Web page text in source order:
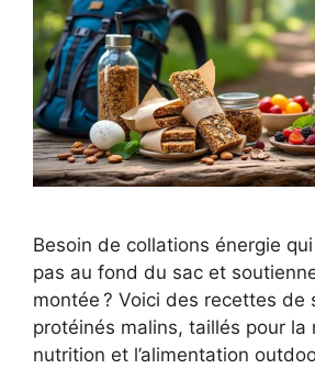
Besoin de collations énergie qui
pas au fond du sac et
montée ? Voici des recettes de
protéinés malins, taillés pour la
nutrition et l’alimentation